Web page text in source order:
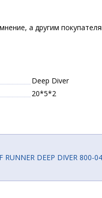
а другим
Deep Diver
20*5*2
RUNNER DEEP DIVER 800-